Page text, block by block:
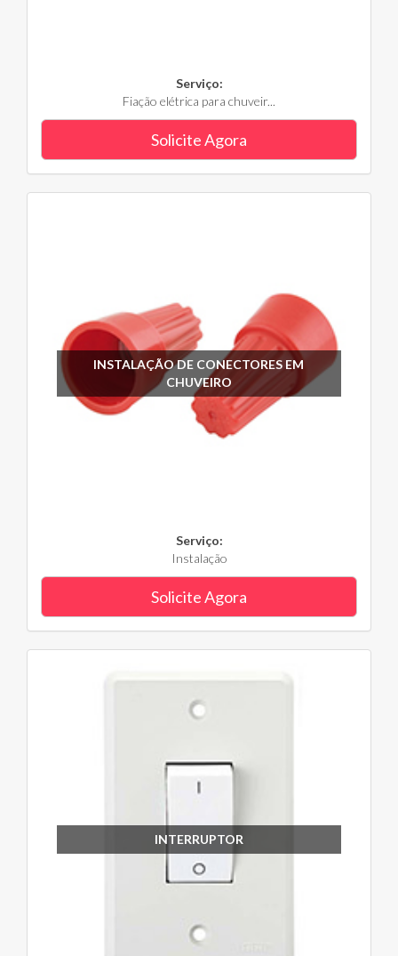
Serviço:
Fiação elétrica para chuveir...
Solicite Agora
INSTALAÇÃO DE CONECTORES EM
CHUVEIRO
Serviço:
Instalação
Solicite Agora
INTERRUPTOR